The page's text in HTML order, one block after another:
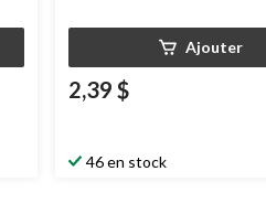
Ajouter
2,39 $
46 en stock